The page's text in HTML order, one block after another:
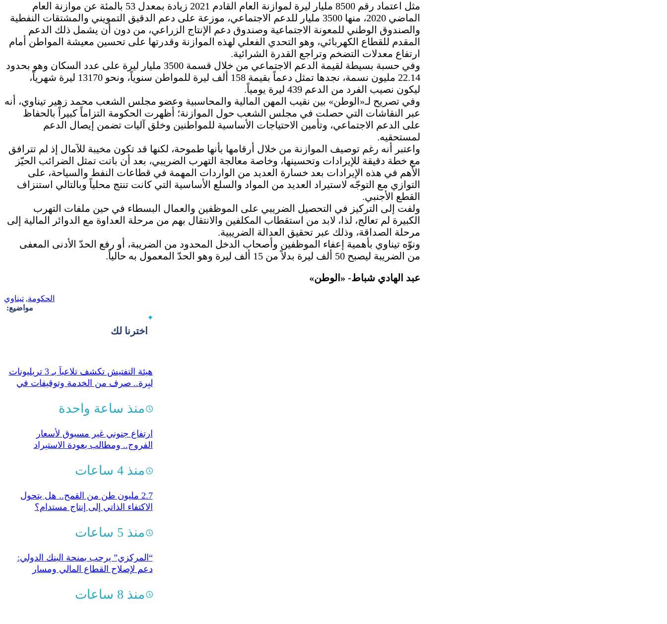
مثل اعتماد رقم 8500 مليار ليرة لموازنة العام القادم 2021 زيادة بمعدل 53 بالمئة عن موازنة العام
الماضي 2020، منها 3500 مليار للدعم الاجتماعي، موزعة على دعم الدقيق التمويني والمشتقات النفطية
والصندوق الوطني للمعونة الاجتماعية وصندوق دعم الإنتاج الزراعي، من دون أن يشمل ذلك الدعم
المقدم للقطاع الكهربائي، وهو التحدي الفعلي لهذه الموازنة وقدرتها على تحسين معيشة المواطن أمام
ارتفاع معدلات التضخم وتراجع القدرة الشرائية.
وفي حسبة بسيطة لقيمة الدعم الاجتماعي من خلال قسمة 3500 مليار ليرة على عدد السكان وهو بحدود
22.14 مليون نسمة، نجدها تمثل دعماً بقيمة 158 ألف ليرة للمواطن سنوياً، ونحو 13170 ليرة شهرياً،
ليكون نصيب الفرد من الدعم 439 ليرة يومياً.
وفي تصريح لـ«الوطن» بين نقيب المهن المالية والمحاسبية وعضو مجلس الشعب محمد زهير تيناوي، أنه
عبر النقاشات التي حصلت في مجلس الشعب حول الموازنة؛ أظهرت الحكومة التزاماً كبيراً بالحفاظ
على الدعم الاجتماعي، وتأمين الاحتياجات الأساسية للمواطنين وخلق آليات تضمن إيصال الدعم
لمستحقيه.
واعتبر أنه رغم توصيف الموازنة من خلال أرقامها بأنها طموحة، لكنها قد تكون مخيبة للآمال إذ لم تترافق
مع خطة دقيقة للإيرادات وتحسينها، وخاصة معالجة التهرب الضريبي، بعد أن باتت تمثل الضرائب الحيّز
الأهم في هذه الإيرادات بعد خسارة العديد من الواردات المهمة في قطاعات النفط والسياحة، على
التوازي مع التوجّه لاستيراد العديد من المواد والسلع الأساسية التي كانت تنتج محلياً وبالتالي استنزاف
القطع الأجنبي.
ولفت إلى التركيز في التحصيل الضريبي على الموظفين والعمال البسطاء في حين ملفات التهرب
الكبيرة لم تعالج، لذا، لابد من استقطاب المكلفين والانتقال بهم من مرحلة العداوة مع الدوائر المالية إلى
مرحلة الصداقة، وذلك عبر تحقيق العدالة الضريبية.
ونوّه تيناوي بأهمية إعفاء الموظفين وأصحاب الدخل المحدود من الضريبة، أو رفع الحدّ الأدنى المعفى
من الضريبة ليصبح 50 ألف ليرة بدلاً من 15 ألف ليرة وهو الحدّ المعمول به حالياً.
عبد الهادي شباط- «الوطن»
الحكومة, تيناوي
مواضيع:
اخترنا لك
هيئة التفتيش تكشف تلاعباً بـ 3 تريليونات
ليرة.. صرف من الخدمة وتوقيفات في
منذ ساعة واحدة
ارتفاع جنوني غير مسبوق لأسعار
الفروج.. ومطالب بعودة الاستيراد
منذ 4 ساعات
2.7 مليون طن من القمح.. هل يتحول
الاكتفاء الذاتي إلى إنتاج مستدام؟
منذ 5 ساعات
“المركزي” يرحب بمنحة البنك الدولي:
دعم لإصلاح القطاع المالي ومسار
منذ 8 ساعات